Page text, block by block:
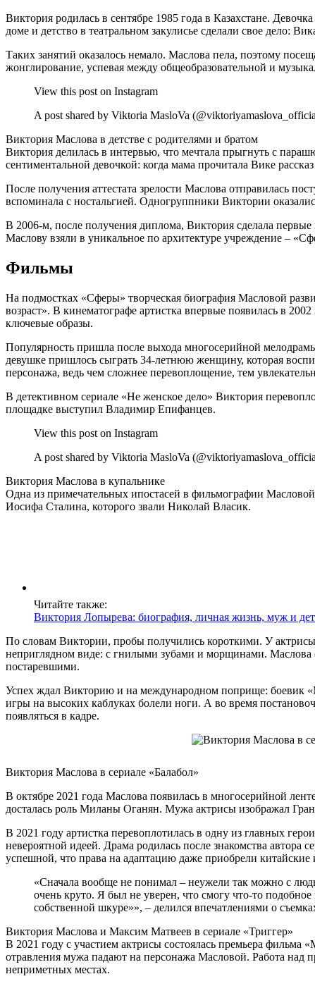
Виктория родилась в сентябре 1985 года в Казахстане.
доме и детство в театральном закулисье сделали свое дело:
Таких занятий оказалось немало. Маслова пела, поэтому
жонглирование, успевая между общеобразовательной и
View this post on Instagram
A post shared by Viktoria MasloVa
Виктория Маслова в детстве с родителями и братом
Виктория делилась в интервью, что мечтала прыгнуть с
сентиментальной девочкой: когда мама прочитала Вике
После получения аттестата зрелости Маслова отправилась
вспоминала с ностальгией. Одногруппники Виктории
В 2006-м, после получения диплома, Виктория сделала
Маслову взяли в уникальное по архитектуре учреждение –
Фильмы
На подмостках «Сферы» творческая биография Масловой
возраст». В кинематографе артистка впервые появилась в
ключевые образы.
Популярность пришла после выхода многосерийной
девушке пришлось сыграть 34-летнюю женщину, которая
персонажа, ведь чем сложнее перевоплощение, тем
В детективном сериале «Не женское дело» Виктория
площадке выступил Владимир Епифанцев.
View this post on Instagram
A post shared by Viktoria MasloVa
Виктория Маслова в купальнике
Одна из примечательных ипостасей в фильмографии
Иосифа Сталина, которого звали Николай Власик.
Читайте также:
Виктория Лопырева: биография, личная жизнь, муж и
По словам Виктории, пробы получились короткими. У актрисы
неприглядном виде: с гнилыми зубами и морщинами. Маслова
постаревшими.
Успех ждал Викторию и на международном поприще: боевик
игры на высоких каблуках болели ноги. А во время
появляться в кадре.
Виктория Маслова в сериале «Балабол»
В октябре 2021 года Маслова появилась в многосерийной
досталась роль Миланы Оганян. Мужа актрисы изображал
В 2021 году артистка перевоплотилась в одну из главных
невероятной идеей. Драма родилась после знакомства
успешной, что права на адаптацию даже приобрели
«Сначала вообще не понимал – неужели так можно с
очень круто. Я был не уверен, что смогу что-то
собственной шкуре»», – делился впечатлениями о
Виктория Маслова и Максим Матвеев в сериале «Триггер»
В 2021 году с участием актрисы состоялась премьера
отравления мужа падают на персонажа Масловой. Работа над
неприметных местах.